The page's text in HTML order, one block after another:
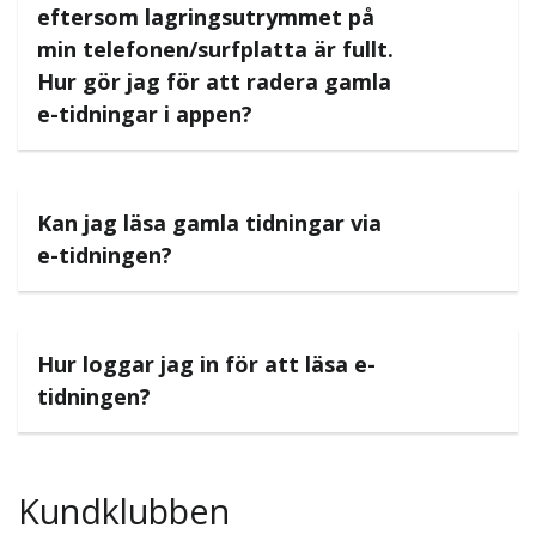
eftersom lagringsutrymmet på
min telefonen/surfplatta är fullt.
Hur gör jag för att radera gamla
e-tidningar i appen?
Kan jag läsa gamla tidningar via
e-tidningen?
Hur loggar jag in för att läsa e-
tidningen?
Kundklubben